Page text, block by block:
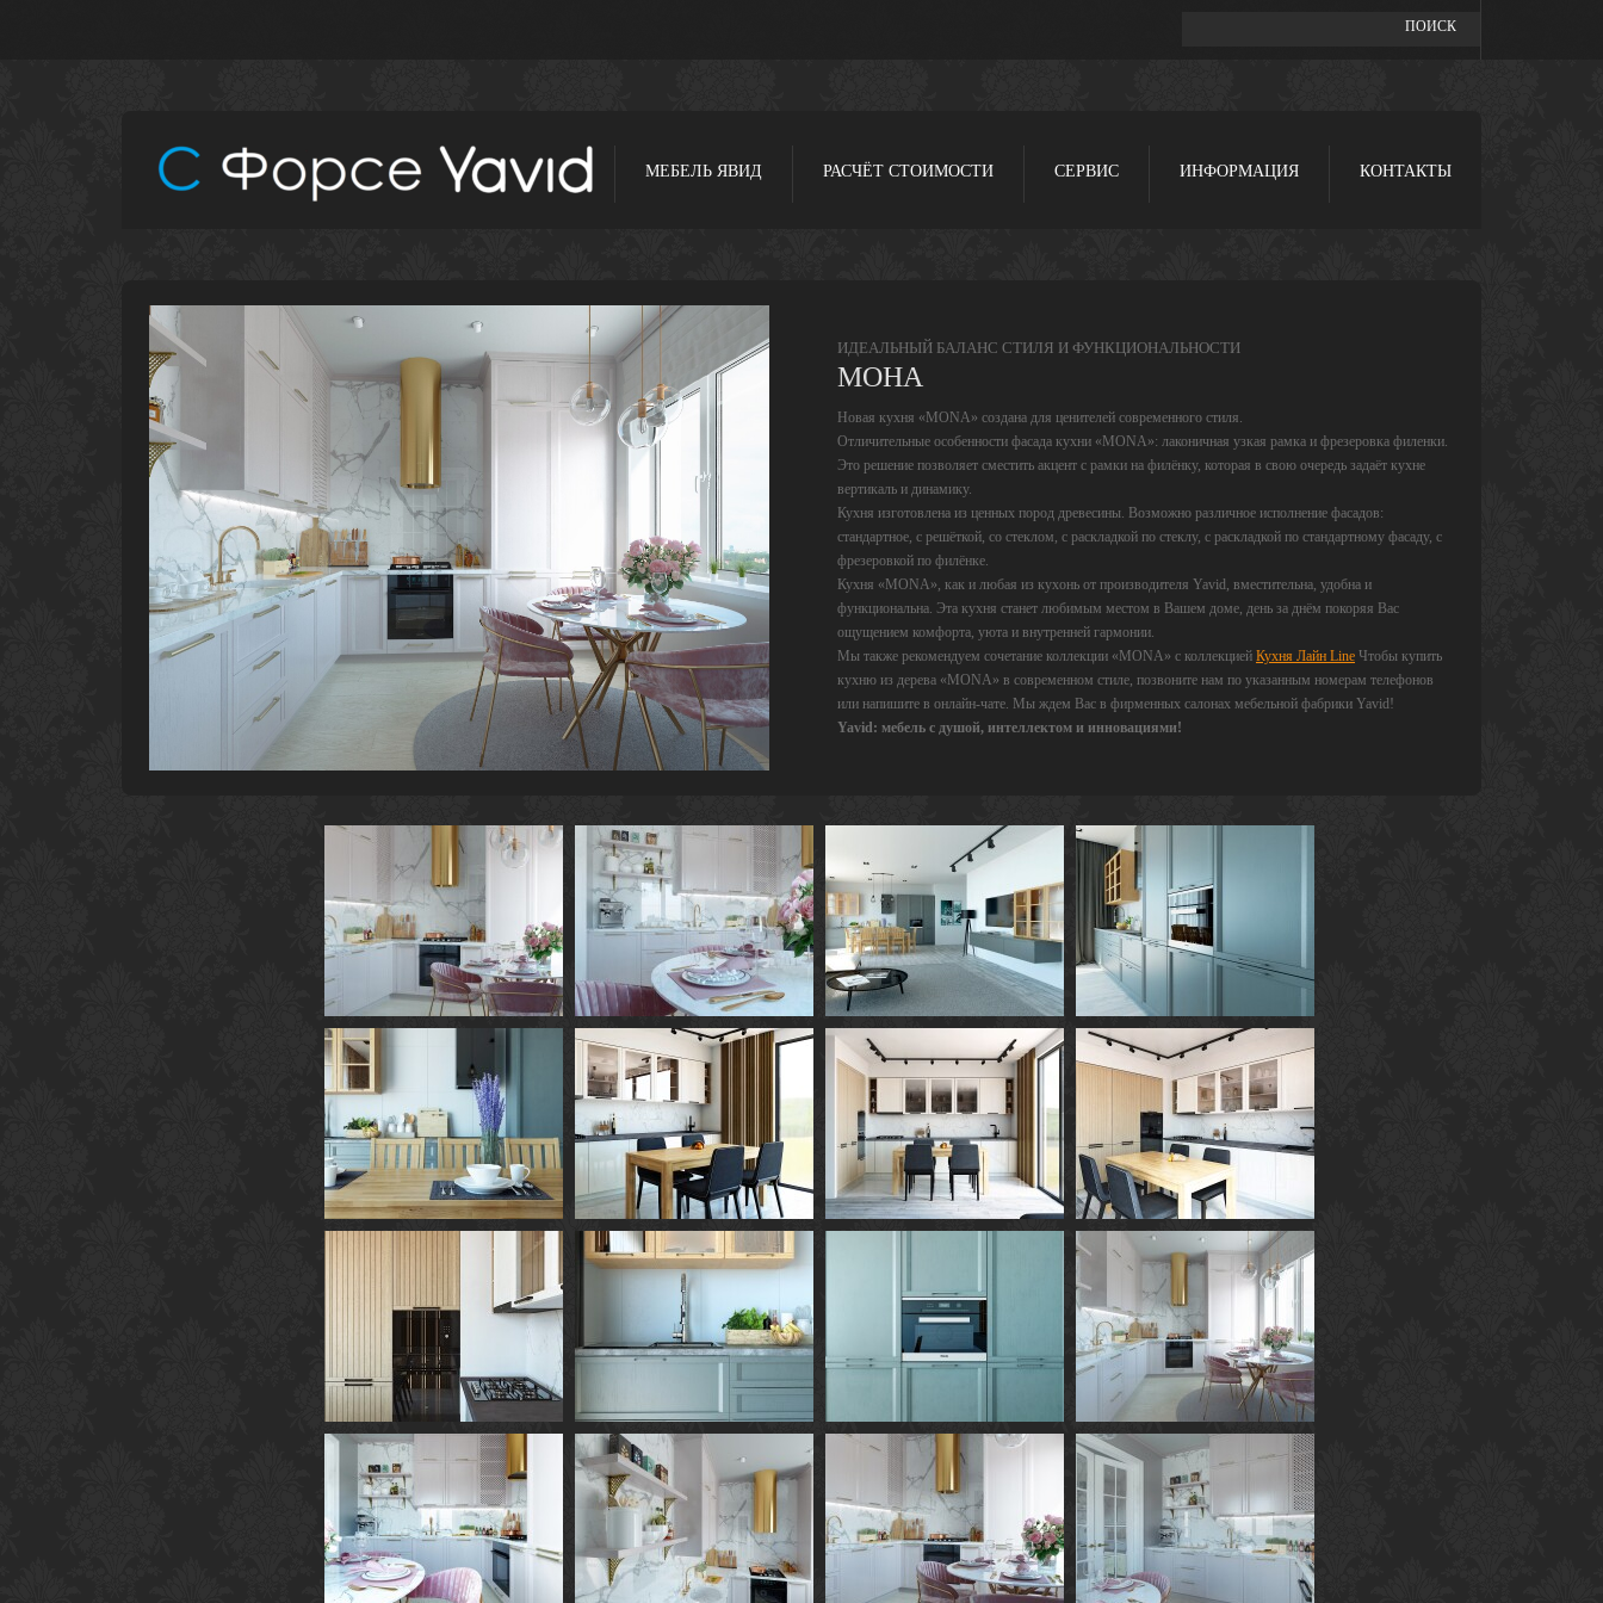
МЕБЕЛЬ ЯВИД РАСЧЁТ СТОИМОСТИ СЕРВИС ИНФОРМАЦИЯ КОНТАКТЫ
ИДЕАЛЬНЫЙ БАЛАНС СТИЛЯ И ФУНКЦИОНАЛЬНОСТИ
МОНА
Новая кухня «MONA» создана для ценителей современного стиля.
Отличительные особенности фасада кухни «MONA»: лаконичная узкая рамка и фрезеровка филенки.
Это решение позволяет сместить акцент с рамки на филёнку, которая в свою очередь задаёт кухне
вертикаль и динамику.
Кухня изготовлена из ценных пород древесины. Возможно различное исполнение фасадов:
стандартное, с решёткой, со стеклом, с раскладкой по стеклу, с раскладкой по стандартному фасаду, с
фрезеровкой по филёнке.
Кухня «MONA», как и любая из кухонь от производителя Yavid, вместительна, удобна и
функциональна. Эта кухня станет любимым местом в Вашем доме, день за днём покоряя Вас
ощущением комфорта, уюта и внутренней гармонии.
Мы также рекомендуем сочетание коллекции «MONA» с коллекцией Кухня Лайн Line Чтобы купить
кухню из дерева «MONA» в современном стиле, позвоните нам по указанным номерам телефонов
или напишите в онлайн-чате. Мы ждем Вас в фирменных салонах мебельной фабрики Yavid!
Yavid: мебель с душой, интеллектом и инновациями!